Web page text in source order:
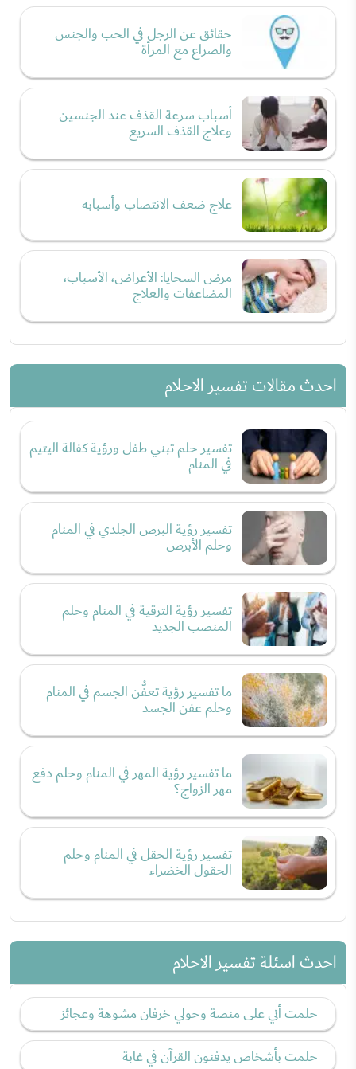
حقائق عن الرجل في الحب والجنس
والصراع مع المرأة
أسباب سرعة القذف عند الجنسين
وعلاج القذف السريع
علاج ضعف الانتصاب وأسبابه
مرض السحايا: الأعراض، الأسباب،
المضاعفات والعلاج
احدث مقالات تفسير الاحلام
تفسير حلم تبني طفل ورؤية كفالة اليتيم
في المنام
تفسير رؤية البرص الجلدي في المنام
وحلم الأبرص
تفسير رؤية الترقية في المنام وحلم
المنصب الجديد
ما تفسير رؤية تعفُّن الجسم في المنام
وحلم عفن الجسد
ما تفسير رؤية المهر في المنام وحلم دفع
مهر الزواج؟
تفسير رؤية الحقل في المنام وحلم
الحقول الخضراء
احدث اسئلة تفسير الاحلام
حلمت أني على منصة وحولي خرفان مشوهة وعجائز
حلمت بأشخاص يدفنون القرآن في غابة